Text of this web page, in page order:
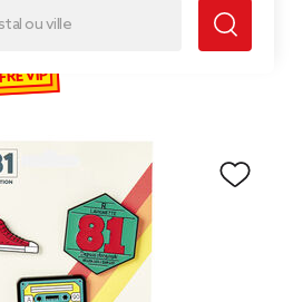
de 3,79 € à 1,89 €
VIP